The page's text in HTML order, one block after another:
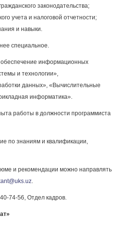
законодательства;
учета и налоговой отчетности;
и навыки.
специальное.
информационных
и технологии»,
данных», «Вычислительные
информатика».
работы в должности программиста
по знаниям и квалификации,
и рекомендации можно направлять
.
74-56, Отдел кадров.